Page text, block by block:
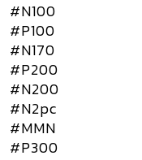
#N100
#P100
#N170
#P200
#N200
#N2pc
#MMN
#P300